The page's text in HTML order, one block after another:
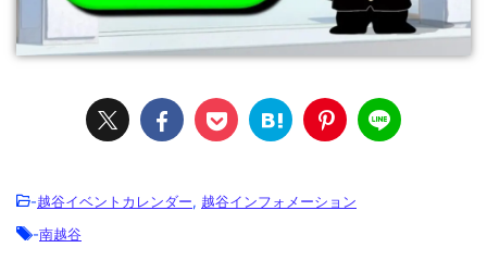
-越谷イベントカレンダー, 越谷インフォメーション
-南越谷